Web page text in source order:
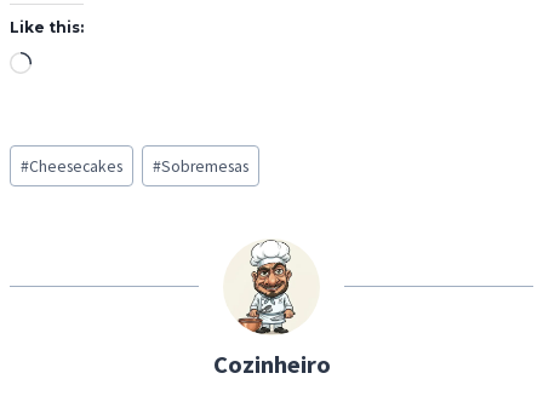
Like this:
L
d
i
…
Post
Tags:
#Cheesecakes #Sobremesas
Cozinheiro